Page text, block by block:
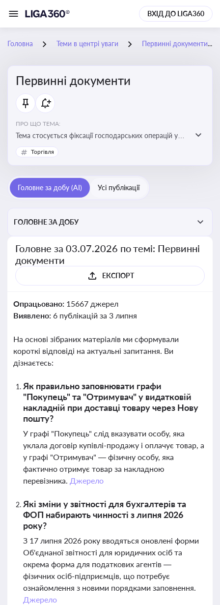
ВХІД ДО LIGA360
Головна Теми в центрі уваги Первинні документи
Первинні документи
ПРО ЩО ТЕМА:
Тема стосується фіксації господарських операцій у
бухгалтерському обліку та є основою для
податкового обліку
Торгівля
Головне за добу (AI) Усі публікації
ГОЛОВНЕ ЗА ДОБУ
Головне за 03.07.2026 по темі: Первинні
документи
ЕКСПОРТ
Опрацьовано: 15667 джерел
Виявлено: 6 публікацій за 3 липня
На основі зібраних матеріалів ми сформували
короткі відповіді на актуальні запитання. Ви
дізнаєтесь:
Як правильно заповнювати графи
"Покупець" та "Отримувач" у видатковій
накладній при доставці товару через Нову
пошту?
У графі "Покупець" слід вказувати особу, яка
уклала договір купівлі-продажу і оплачує товар, а
у графі "Отримувач" — фізичну особу, яка
фактично отримує товар за накладною
перевізника. Джерело
Які зміни у звітності для бухгалтерів та
ФОП набирають чинності з липня 2026
року?
З 17 липня 2026 року вводяться оновлені форми
Об'єднаної звітності для юридичних осіб та
окрема форма для податкових агентів —
фізичних осіб-підприємців, що потребує
ознайомлення з новими порядками заповнення.
Джерело